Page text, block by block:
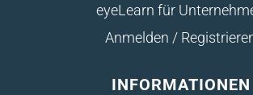
eyeLearn für
Anmelden /
INFORMATIONEN